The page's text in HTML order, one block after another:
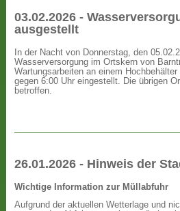
03.02.2026 -
ausgestellt
In der Nacht von Donnerstag, den
Wasserversorgung im Ortskern von
Wartungsarbeiten an einem
gegen 6:00 Uhr eingestellt. Die übrigen
betroffen.
26.01.2026 - Hinweis der
Wichtige Information zur Müllabfuhr
Aufgrund der aktuellen Wetterlage und